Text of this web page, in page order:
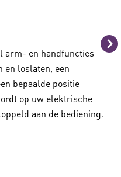
arm- en handfuncties
en loslaten, een
bepaalde positie
op uw elektrische
aan de bediening.